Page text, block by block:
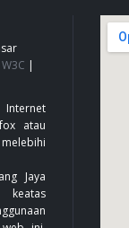
W3C |
atau
Jaya
keatas